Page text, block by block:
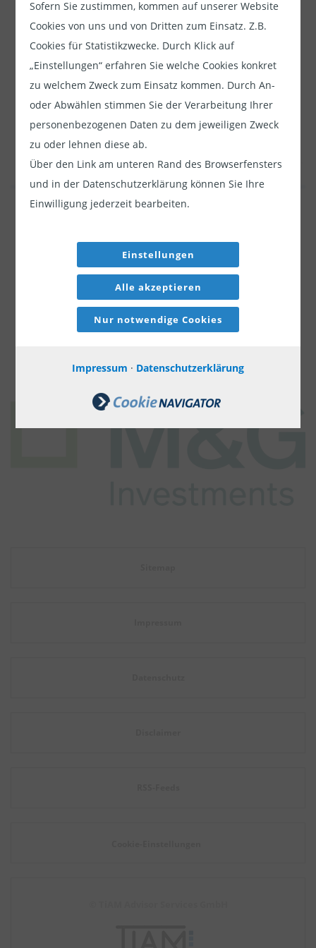
Sofern Sie zustimmen, kommen auf unserer Website
Cookies von uns und von Dritten zum Einsatz. Z.B.
Cookies für Statistikzwecke. Durch Klick auf
„Einstellungen“ erfahren Sie welche Cookies konkret
zu welchem Zweck zum Einsatz kommen. Durch An-
oder Abwählen stimmen Sie der Verarbeitung Ihrer
personenbezogenen Daten zu dem jeweiligen Zweck
zu oder lehnen diese ab.
Über den Link am unteren Rand des Browserfensters
und in der Datenschutzerklärung können Sie Ihre
Einwilligung jederzeit bearbeiten.
Einstellungen
Alle akzeptieren
Nur notwendige Cookies
Impressum · Datenschutzerklärung
In den letzten Wochen hat der Markt begonnen, die
Erwartungen für eine längere Hochzinsphase
einzupreisen. Dies dürfte unserer Einschätzung nach
mittelfristig die hochverzinslichen Anlagen
begünstigen.
Mehrere Gründe sprechen dafür, die Aussichten für HY
FRN weiterhin positiv zu beurteilen: Sie bieten eine
attraktive Möglichkeit, die inversen Renditekurven zu
bleibender Zinsen auszuschließen. Zudem liegen die
Spreads weiterhin über den historischen
Durchschnittswerten; dabei preisen sie eine höhere
Ausfallrate ein als in der Vergangenheit und als in
unserem Basisszenario für diesen Zyklus.
Erfahren Sie mehr
Diesen Beitrag teilen:
Jetzt weiterlesen
bestimmt. Mit Klick auf "Weiter" bestätigen
Sie, dass Sie ein professioneller Anleger sind
und stimmen unsererDatenschutzerklärung
zu.
zulassen